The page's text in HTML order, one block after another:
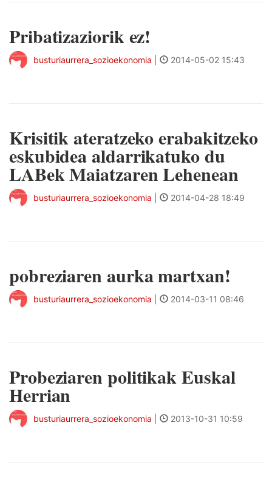
Pribatizaziorik ez!
busturiaurrera_sozioekonomia 2014-05-02 15:43
Krisitik ateratzeko erabakitzeko
eskubidea aldarrikatuko du
LABek Maiatzaren Lehenean
busturiaurrera_sozioekonomia 2014-04-28 18:49
pobreziaren aurka martxan!
busturiaurrera_sozioekonomia 2014-03-11 08:46
Probeziaren politikak Euskal
Herrian
busturiaurrera_sozioekonomia 2013-10-31 10:59